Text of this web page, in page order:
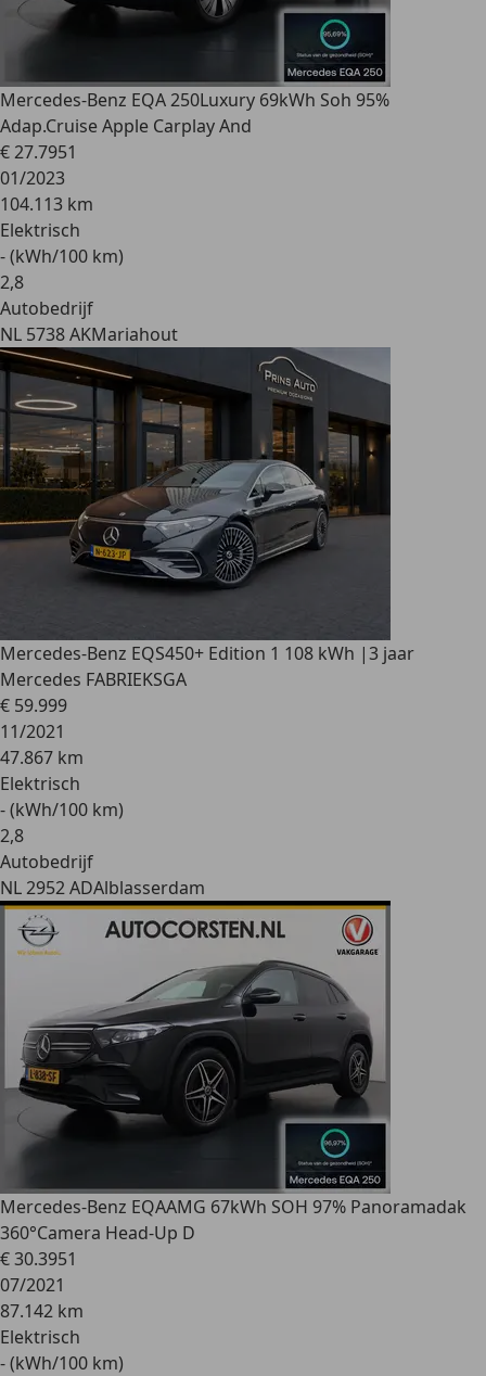
Mercedes-Benz EQA 250Luxury 69kWh Soh 95%
Adap.Cruise Apple Carplay And
€ 27.7951
01/2023
104.113 km
Elektrisch
- (kWh/100 km)
2,8
Autobedrijf
NL 5738 AKMariahout
Mercedes-Benz EQS450+ Edition 1 108 kWh |3 jaar
Mercedes FABRIEKSGA
€ 59.999
11/2021
47.867 km
Elektrisch
- (kWh/100 km)
2,8
Autobedrijf
NL 2952 ADAlblasserdam
Mercedes-Benz EQAAMG 67kWh SOH 97% Panoramadak
360°Camera Head-Up D
€ 30.3951
07/2021
87.142 km
Elektrisch
- (kWh/100 km)